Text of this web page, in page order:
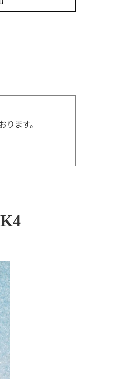
ます。